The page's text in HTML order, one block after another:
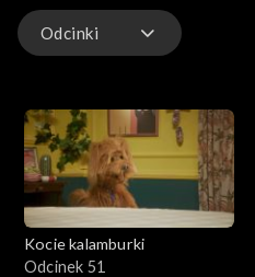
Odcinki
Kocie kalamburki
Odcinek 51